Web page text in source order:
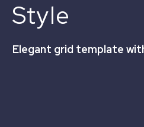
Style
Elegant grid template